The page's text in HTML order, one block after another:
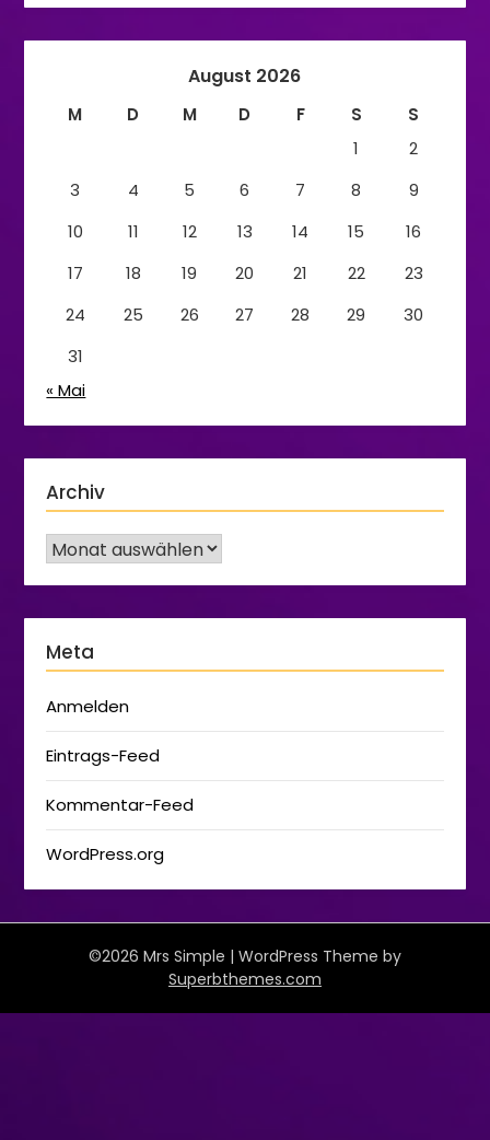
August 2026
M D M D F S
S
1
2
3
4 5 6 7 8
9
10
11 12 13 14 15
16
17
18 19 20 21 22
23
24
25 26 27 28 29
30
31
« Mai
Archiv
Meta
Anmelden
Eintrags-Feed
Kommentar-Feed
WordPress.org
©2026 Mrs Simple | WordPress Theme by
Superbthemes.com